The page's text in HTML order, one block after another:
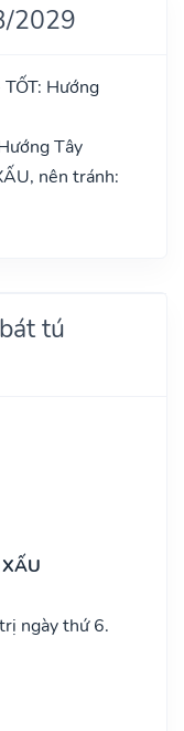
2029
Hướng
Tây
nên tránh:
tú
XẤU
ngày thứ 6.